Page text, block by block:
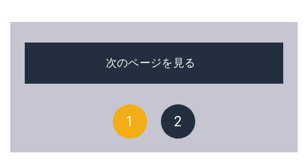
次のページを見る
1 2